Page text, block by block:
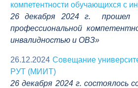
компетентности обучающихся с
26 декабря 2024 г. прошел
профессиональной
инвалидностью и ОВЗ»
26.12.2024 Совещание
РУТ (МИИТ)
26 декабря 2024 г. состоялось